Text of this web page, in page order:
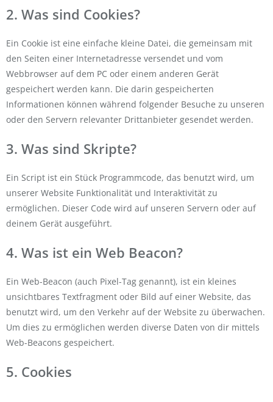
2. Was sind Cookies?
Ein Cookie ist eine einfache kleine Datei, die gemeinsam mit
den Seiten einer Internetadresse versendet und vom
Webbrowser auf dem PC oder einem anderen Gerät
gespeichert werden kann. Die darin gespeicherten
Informationen können während folgender Besuche zu unseren
oder den Servern relevanter Drittanbieter gesendet werden.
3. Was sind Skripte?
Ein Script ist ein Stück Programmcode, das benutzt wird, um
unserer Website Funktionalität und Interaktivität zu
ermöglichen. Dieser Code wird auf unseren Servern oder auf
deinem Gerät ausgeführt.
4. Was ist ein Web Beacon?
Ein Web-Beacon (auch Pixel-Tag genannt), ist ein kleines
unsichtbares Textfragment oder Bild auf einer Website, das
benutzt wird, um den Verkehr auf der Website zu überwachen.
Um dies zu ermöglichen werden diverse Daten von dir mittels
Web-Beacons gespeichert.
5. Cookies